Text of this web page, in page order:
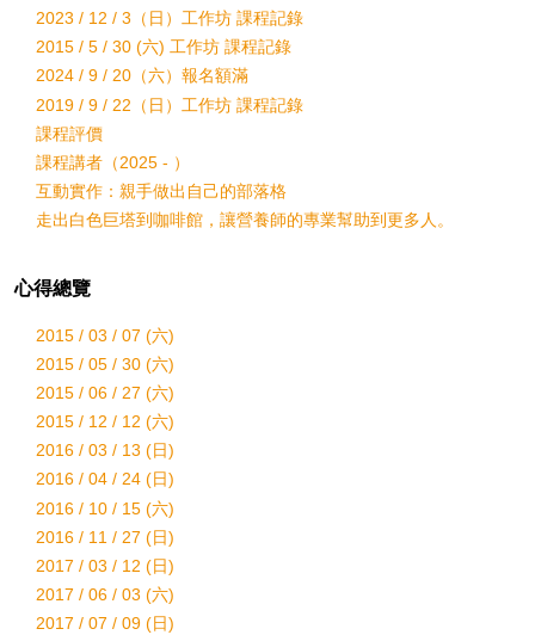
2023 / 12 / 3（日）工作坊 課程記錄
2015 / 5 / 30 (六) 工作坊 課程記錄
2024 / 9 / 20（六）報名額滿
2019 / 9 / 22（日）工作坊 課程記錄
課程評價
課程講者（2025 - ）
互動實作：親手做出自己的部落格
走出白色巨塔到咖啡館，讓營養師的專業幫助到更多人。
心得總覽
2015 / 03 / 07 (六)
2015 / 05 / 30 (六)
2015 / 06 / 27 (六)
2015 / 12 / 12 (六)
2016 / 03 / 13 (日)
2016 / 04 / 24 (日)
2016 / 10 / 15 (六)
2016 / 11 / 27 (日)
2017 / 03 / 12 (日)
2017 / 06 / 03 (六)
2017 / 07 / 09 (日)